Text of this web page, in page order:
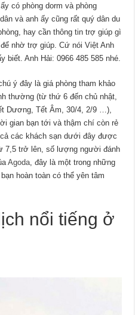
có phòng dorm và phòng
và anh ấy cũng rất quý dân du
hay cần thông tin trợ giúp gì
nhờ trợ giúp. Cứ nói Việt Anh
biết. Anh Hải: 0966 485 585 nhé.
ý đây là giá phòng tham khảo
thường (từ thứ 6 đến chủ nhật,
Dương, Tết Âm, 30/4, 2/9 …),
gian bạn tới và thậm chí còn rẻ
các khách sạn dưới đây được
7,5 trở lên, số lượng người đánh
Agoda , đây là một trong những
hoàn toàn có thể yên tâm
nổi tiếng ở